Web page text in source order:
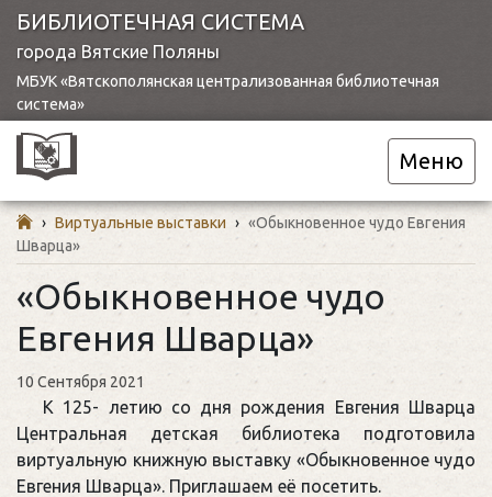
БИБЛИОТЕЧНАЯ СИСТЕМА
города Вятские Поляны
МБУК «Вятскополянская централизованная библиотечная
система»
Меню
› Виртуальные выставки › «Обыкновенное чудо Евгения
Шварца»
«Обыкновенное чудо
Евгения Шварца»
10 Сентября 2021
К 125- летию со дня рождения Евгения Шварца
Центральная детская библиотека подготовила
виртуальную книжную выставку «Обыкновенное чудо
Евгения Шварца». Приглашаем её посетить.